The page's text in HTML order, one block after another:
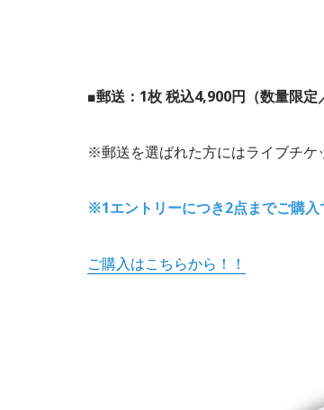
■郵送：1枚 税込4,900円（数量限
※郵送を選ばれた方にはライブチケ
※1エントリーにつき2点までご購入
ご購入はこちらから！！